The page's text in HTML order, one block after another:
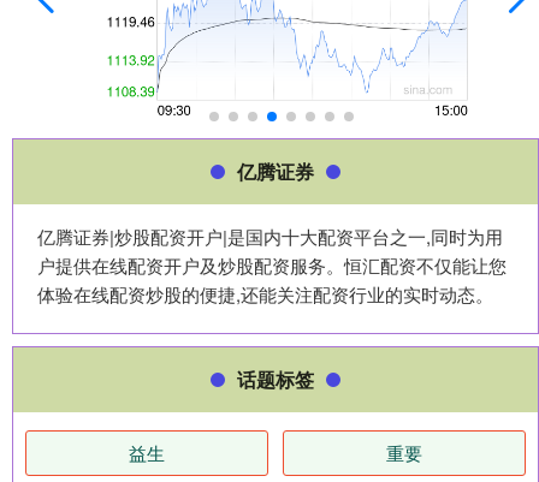
亿腾证券
亿腾证券|炒股配资开户|是国内十大配资平台之一,同时为用
户提供在线配资开户及炒股配资服务。恒汇配资不仅能让您
体验在线配资炒股的便捷,还能关注配资行业的实时动态。
话题标签
益生 重要